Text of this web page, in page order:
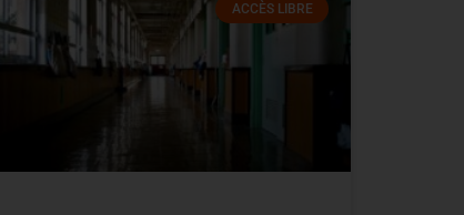
ACCÈS LIBRE